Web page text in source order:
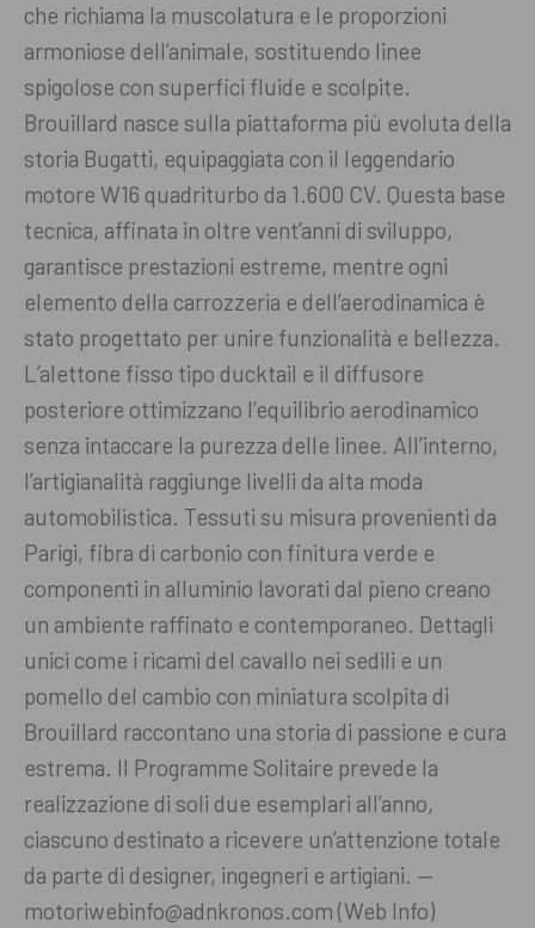
che richiama la muscolatura e le proporzioni
armoniose dell’animale, sostituendo linee
spigolose con superfici fluide e scolpite.
Brouillard nasce sulla piattaforma più evoluta della
storia Bugatti, equipaggiata con il leggendario
motore W16 quadriturbo da 1.600 CV. Questa base
tecnica, affinata in oltre vent’anni di sviluppo,
garantisce prestazioni estreme, mentre ogni
elemento della carrozzeria e dell’aerodinamica è
stato progettato per unire funzionalità e bellezza.
L’alettone fisso tipo ducktail e il diffusore
posteriore ottimizzano l’equilibrio aerodinamico
senza intaccare la purezza delle linee. All’interno,
l’artigianalità raggiunge livelli da alta moda
automobilistica. Tessuti su misura provenienti da
Parigi, fibra di carbonio con finitura verde e
componenti in alluminio lavorati dal pieno creano
un ambiente raffinato e contemporaneo. Dettagli
unici come i ricami del cavallo nei sedili e un
pomello del cambio con miniatura scolpita di
Brouillard raccontano una storia di passione e cura
estrema. Il Programme Solitaire prevede la
realizzazione di soli due esemplari all’anno,
ciascuno destinato a ricevere un’attenzione totale
da parte di designer, ingegneri e artigiani. —
motoriwebinfo@adnkronos.com (Web Info)